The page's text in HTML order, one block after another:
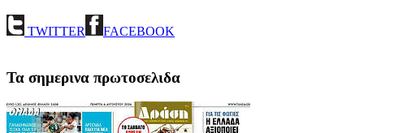
TWITTER FACEBOOK
Τα σημερινα πρωτοσελιδα